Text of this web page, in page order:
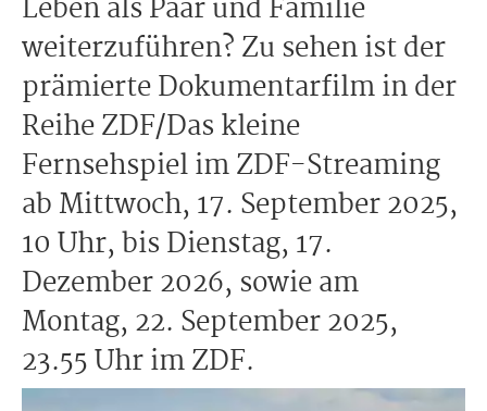
Leben als Paar und Familie
weiterzuführen? Zu sehen ist der
prämierte Dokumentarfilm in der
Reihe ZDF/Das kleine
Fernsehspiel im ZDF-Streaming
ab Mittwoch, 17. September 2025,
10 Uhr, bis Dienstag, 17.
Dezember 2026, sowie am
Montag, 22. September 2025,
23.55 Uhr im ZDF.